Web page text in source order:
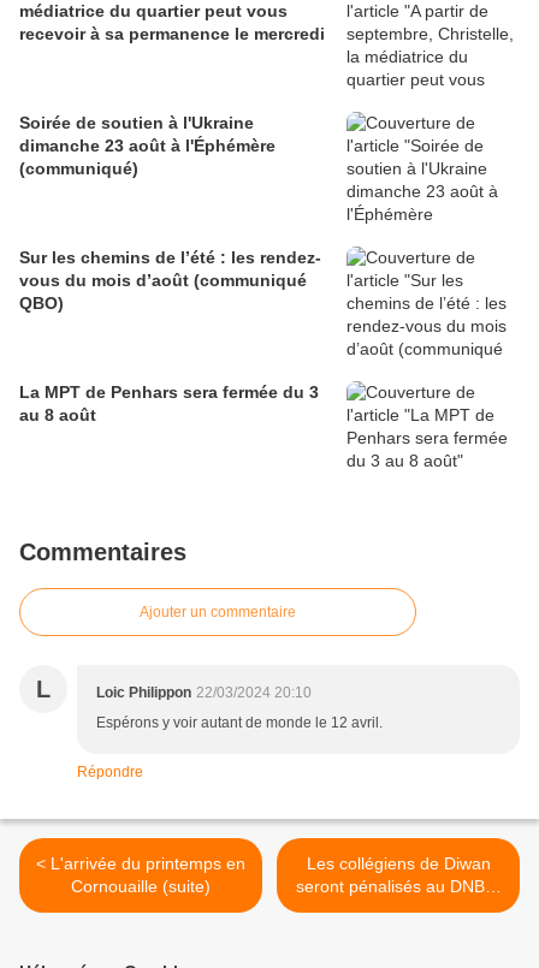
médiatrice du quartier peut vous
recevoir à sa permanence le mercredi
Soirée de soutien à l'Ukraine
dimanche 23 août à l'Éphémère
(communiqué)
Sur les chemins de l’été : les rendez-
vous du mois d’août (communiqué
QBO)
La MPT de Penhars sera fermée du 3
au 8 août
Commentaires
Ajouter un commentaire
L Loic Philippon 22/03/2024 20:10
Espérons y voir autant de monde le 12 avril.
Répondre
< L'arrivée du printemps en
Cornouaille (suite)
Les collégiens de Diwan
seront pénalisés au DNB si
les énoncés des épreuves